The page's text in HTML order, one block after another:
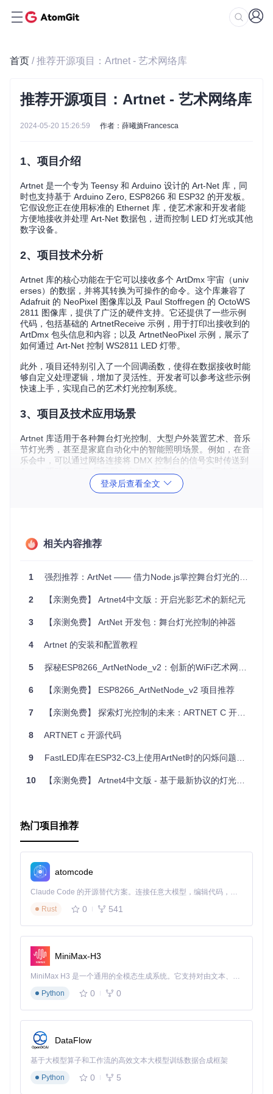
首页 / 推荐开源项目：Artnet - 艺术网络库
推荐开源项目：Artnet - 艺术网络库
2024-05-20 15:26:59 作者：薛曦旖Francesca
1、项目介绍
Artnet 是一个专为 Teensy 和 Arduino 设计的 Art-Net 库，同
时也支持基于 Arduino Zero, ESP8266 和 ESP32 的开发板。
它假设您正在使用标准的 Ethernet 库，使艺术家和开发者能
方便地接收并处理 Art-Net 数据包，进而控制 LED 灯光或其他
数字设备。
2、项目技术分析
Artnet 库的核心功能在于它可以接收多个 ArtDmx 宇宙（univ
erses）的数据，并将其转换为可操作的命令。这个库兼容了
Adafruit 的 NeoPixel 图像库以及 Paul Stoffregen 的 OctoWS
2811 图像库，提供了广泛的硬件支持。它还提供了一些示例
代码，包括基础的 ArtnetReceive 示例，用于打印出接收到的
ArtDmx 包头信息和内容；以及 ArtnetNeoPixel 示例，展示了
如何通过 Art-Net 控制 WS2811 LED 灯带。
此外，项目还特别引入了一个回调函数，使得在数据接收时能
够自定义处理逻辑，增加了灵活性。开发者可以参考这些示例
快速上手，实现自己的艺术灯光控制系统。
3、项目及技术应用场景
Artnet 库适用于各种舞台灯光控制、大型户外装置艺术、音乐
节灯光秀，甚至是家庭自动化中的智能照明场景。例如，在音
乐会中，可以通过网络连接将 DMX 控制台的信号实时传送到
家居领域，可以通过手机或电脑远程控制 Artnet 连接的 LED
灯，创造个性化的灯光环境。
多平台支持：不仅适用于 Teensy 和 Arduino，还能运行在
无缝集成，易于控制不同类型的 LED 灯带。
强大示例
：提供了丰富的示例代码，包括录制和播放灯光序
列的功能，便于学习和扩展。
灵活接口：支持回调函数，允许用户自定义数据处理逻辑。
总的来说，Artnet 是一个强大的工具，无论是专业级的舞台灯
光设计还是个人 DIY 工程，都能满足你的需求。如果你热衷于
只需简单安装，即可开启您的创意之旅！
登录后查看全文
相关内容推荐
1 强烈推荐：ArtNet —— 借力Node.js掌控舞台灯光的艺术网络协议
2 【亲测免费】 Artnet4中文版：开启光影艺术的新纪元
3 【亲测免费】 ArtNet 开发包：舞台灯光控制的神器
4 Artnet 的安装和配置教程
5 探秘ESP8266_ArtNetNode_v2：创新的WiFi艺术网到DMX控制器
6 【亲测免费】 ESP8266_ArtNetNode_v2 项目推荐
7 【亲测免费】 探索灯光控制的未来：ARTNET C 开源代码推荐
8 ARTNET c 开源代码
9 FastLED库在ESP32-C3上使用ArtNet时的闪烁问题分析与解决方案
10 【亲测免费】 Artnet4中文版 - 基于最新协议的灯光控制解决方案
热门项目推荐
atomcode
Claude Code 的开源替代方案。连接任意大模型，编辑代码，运行命令，自动验证 — 全自动执行。用 Rust 构建，极致性能。 ｜ An open-source alternative to Claude Code. Connect any LLM, edit code, run commands, and verify changes — autonomously. Built in Rust for speed. Get Started
Rust
0 541
MiniMax-H3
MiniMax H3 是一个通用的全模态生成系统。它支持对由文本、图像、视频和音频组成的多模态上下文进行统一理解，并能生成分辨率高达 2K、时长可达 15 秒的带原生立体声音频的视频。得益于面向任务泛化的系统设计，H3 在预训练阶段就已具备广泛的多模态上下文理解与生成能力，能够出色地执行复杂的多模态指令。
Python
0 0
DataFlow
基于大模型算子和工作流的高效文本大模型训练数据合成框架
Python
0 5